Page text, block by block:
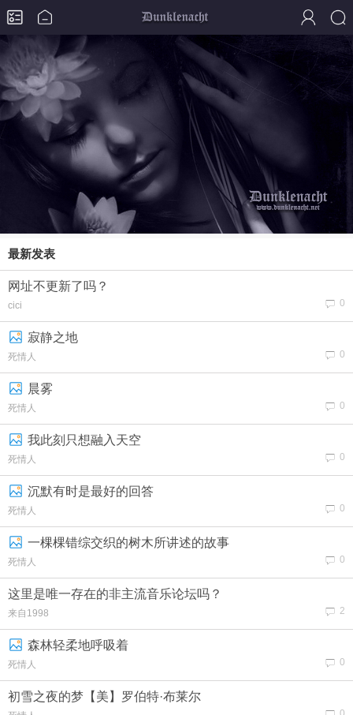
最新发表
网址不更新了吗？
cici 0
寂静之地
死情人 0
晨雾
死情人 0
我此刻只想融入天空
死情人 0
沉默有时是最好的回答
死情人 0
一棵棵错综交织的树木所讲述的故事
死情人 0
这里是唯一存在的非主流音乐论坛吗？
来自1998 2
森林轻柔地呼吸着
死情人 0
初雪之夜的梦【美】‌罗伯特·布莱尔